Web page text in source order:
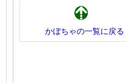
かぼちゃの一覧に戻る